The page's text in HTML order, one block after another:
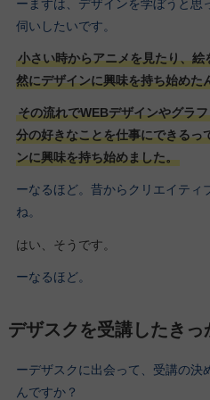
ーまずは、デザインを学ぼうと思
伺いしたいです。
小さい時からアニメを見たり、
然にデザインに興味を持ち始めた
その流れでWEBデザインやグラ
分の好きなことを仕事にできるっ
ンに興味を持ち始めました。
ーなるほど。昔からクリエイティ
ね。
はい、そうです。
ーなるほど。
デザスクを受講したきっ
ーデザスクに出会って、受講の決
んですか？